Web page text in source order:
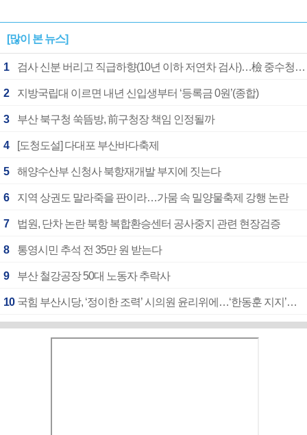
[많이 본 뉴스]
1 검사 신분 버리고 직급하향(10년 이하 저연차 검사)…檢 중수청행 기피
2 지방국립대 이르면 내년 신입생부터 ‘등록금 0원’(종합)
3 부산 북구청 쑥뜸방, 前구청장 책임 인정될까
4 [도청도설] 다대포 부산바다축제
5 해양수산부 신청사 북항재개발 부지에 짓는다
6 지역 상권도 말라죽을 판이라…가뭄 속 밀양물축제 강행 논란
7 법원, 단차 논란 북항 복합환승센터 공사중지 관련 현장검증
8 통영시민 추석 전 35만 원 받는다
9 부산 철강공장 50대 노동자 추락사
10 국힘 부산시당, ‘정이한 조력’ 시의원 윤리위에…‘한동훈 지지’도 신고접수